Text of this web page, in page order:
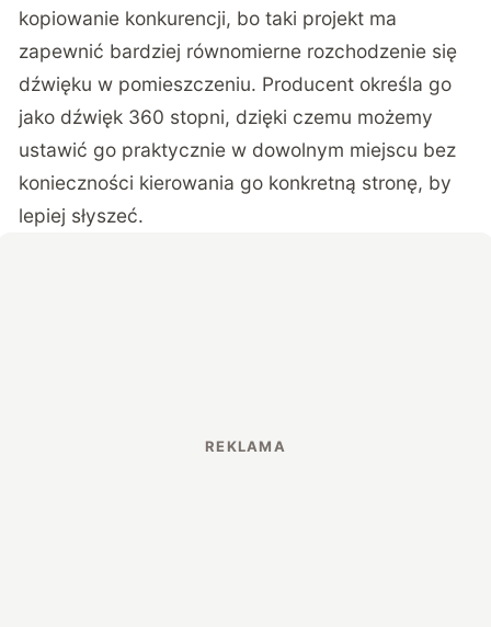
kopiowanie konkurencji, bo taki projekt ma
zapewnić bardziej równomierne rozchodzenie się
dźwięku w pomieszczeniu. Producent określa go
jako dźwięk 360 stopni, dzięki czemu możemy
ustawić go praktycznie w dowolnym miejscu bez
konieczności kierowania go konkretną stronę, by
lepiej słyszeć.